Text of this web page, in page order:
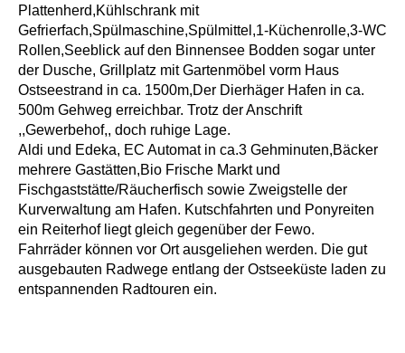
Plattenherd,Kühlschrank mit
Gefrierfach,Spülmaschine,Spülmittel,1-Küchenrolle,3-WC
Rollen,Seeblick auf den Binnensee Bodden sogar unter
der Dusche, Grillplatz mit Gartenmöbel vorm Haus
Ostseestrand in ca. 1500m,Der Dierhäger Hafen in ca.
500m Gehweg erreichbar. Trotz der Anschrift
,,Gewerbehof,, doch ruhige Lage.
Aldi und Edeka, EC Automat in ca.3 Gehminuten,Bäcker
mehrere Gastätten,Bio Frische Markt und
Fischgaststätte/Räucherfisch sowie Zweigstelle der
Kurverwaltung am Hafen. Kutschfahrten und Ponyreiten
ein Reiterhof liegt gleich gegenüber der Fewo.
Fahrräder können vor Ort ausgeliehen werden. Die gut
ausgebauten Radwege entlang der Ostseeküste laden zu
entspannenden Radtouren ein.